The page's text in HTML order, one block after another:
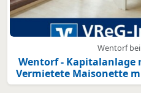
Wentorf
Wentorf - Kapitalanlage
Vermietete Maisonette